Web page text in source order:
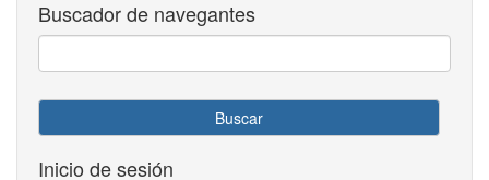
Buscador de navegantes
Buscar
Inicio de sesión